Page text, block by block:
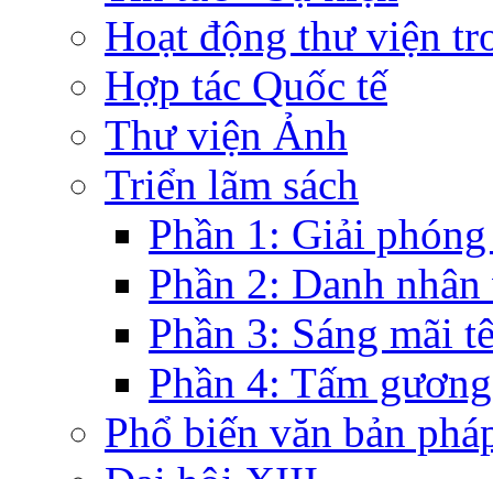
Hoạt động thư viện
Hợp tác Quốc tế
Thư viện Ảnh
Triển lãm sách
Phần 1: Giải
Phần 2: Danh nhân
Phần 3: Sáng mãi
Phần 4: Tấm
Phổ biến văn bản